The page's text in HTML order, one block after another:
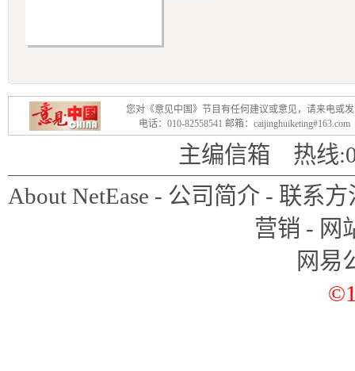
导致了目前这种通货膨胀这种尴
韦森担心宏观调控成为政府体
宏观调控的可能。 “老是把方
在管理中国经济，这一点非得
蛮大的。”
但是韦森对目前的宏观经济
业出现了资金紧张的状况，但
对通货膨胀，韦森算了一笔
您对《意见中国》节目有任何建议或意见，请来电或
电话：010-82558541 邮箱：
主编信箱 热线
About NetEase - 公司简介 - 联系方
营销 - 网
网易